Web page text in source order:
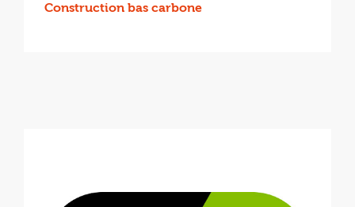
Construction bas carbone